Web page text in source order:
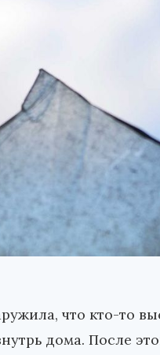
что кто-то
дома. После